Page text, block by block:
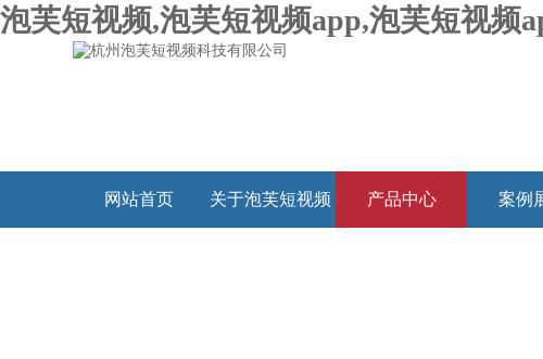
泡芙短视频,泡芙短视频app,泡芙短视频
网站首页 关于泡芙短视频 产品中心 案例